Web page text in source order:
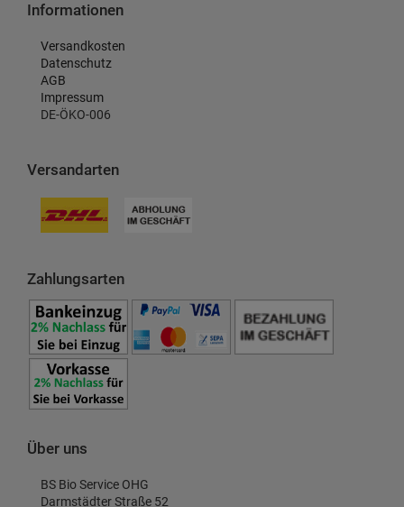
Informationen
Versandkosten
Datenschutz
AGB
Impressum
DE-ÖKO-006
Versandarten
Zahlungsarten
Über uns
BS Bio Service OHG
Darmstädter Straße 52